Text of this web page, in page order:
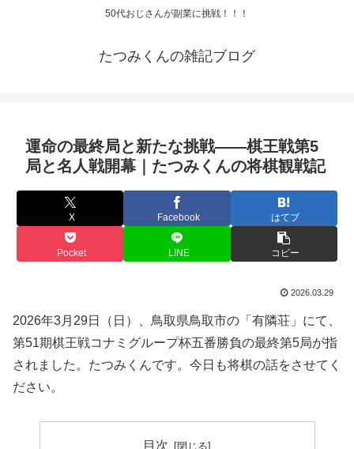
50代おじさんが副業に挑戦！！！
たつみくんの雑記ブログ
運命の最終局と新たな挑戦――棋王戦第5
局と名人戦開幕｜たつみくんの将棋観戦記
X Facebook はてブ
Pocket LINE コピー
2026.03.29
2026年3月29日（日）、鳥取県鳥取市の「有隣荘」にて、
第51期棋王戦コナミグループ杯五番勝負の最終第5局が指
されました。たつみくんです。今日も将棋の話をさせてく
ださい。
目次